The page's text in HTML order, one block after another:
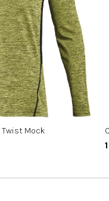
Twist Mock